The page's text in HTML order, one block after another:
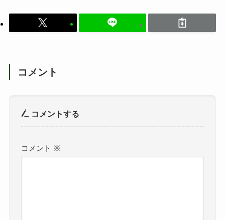
コメント
コメントする
コメント ※